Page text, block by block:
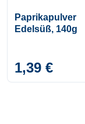
Paprikapulver
Edelsüß, 140g
1,39 €